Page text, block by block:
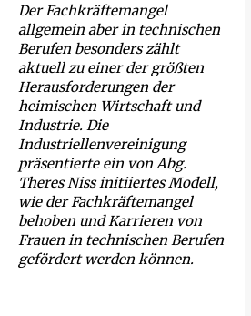
Der Fachkräftemangel
allgemein aber in technischen
Berufen besonders zählt
aktuell zu einer der größten
Herausforderungen der
heimischen Wirtschaft und
Industrie. Die
Industriellenvereinigung
präsentierte ein von Abg.
Theres Niss initiiertes Modell,
wie der Fachkräftemangel
behoben und Karrieren von
Frauen in technischen Berufen
gefördert werden können.